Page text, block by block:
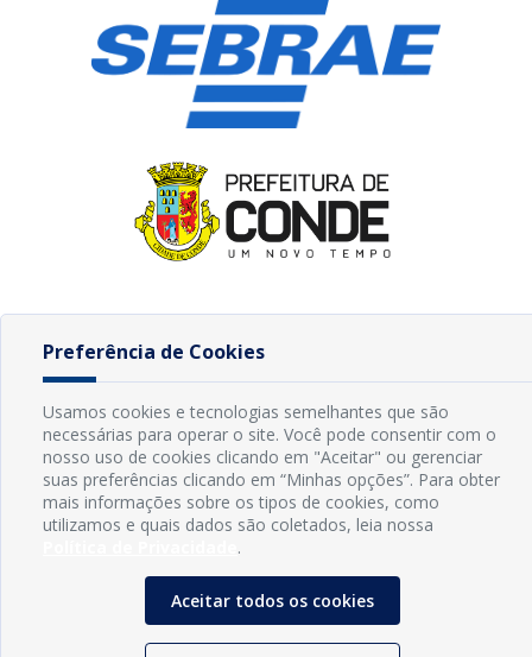
INFORMAÇÕES
Preferência de Cookies
Usamos cookies e tecnologias semelhantes que são
necessárias para operar o site. Você pode consentir com o
nosso uso de cookies clicando em "Aceitar" ou gerenciar
suas preferências clicando em “Minhas opções”. Para obter
mais informações sobre os tipos de cookies, como
utilizamos e quais dados são coletados, leia nossa
.
Aceitar todos os cookies